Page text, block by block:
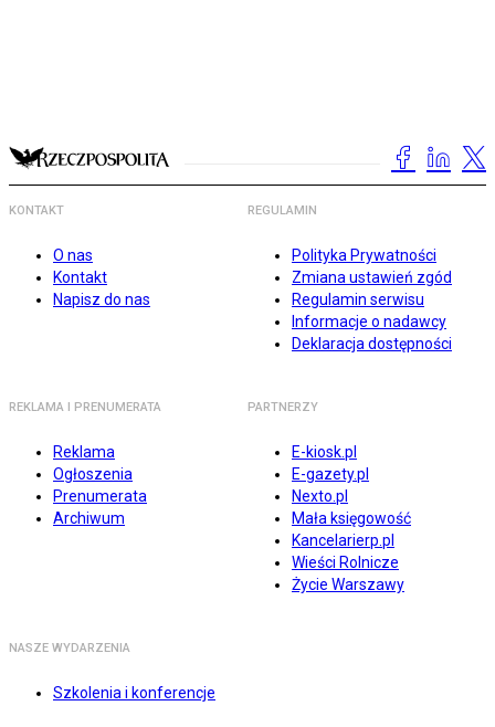
KONTAKT
O nas
Kontakt
Napisz do nas
REGULAMIN
Polityka Prywatności
Zmiana ustawień zgód
Regulamin serwisu
Informacje o nadawcy
Deklaracja dostępności
REKLAMA I PRENUMERATA
Reklama
Ogłoszenia
Prenumerata
Archiwum
PARTNERZY
E-kiosk.pl
E-gazety.pl
Nexto.pl
Mała księgowość
Kancelarierp.pl
Wieści Rolnicze
Życie Warszawy
NASZE WYDARZENIA
Szkolenia i konferencje